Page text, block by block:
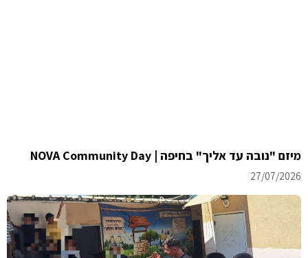
מיזם "נובה עד אליך" בחיפה | NOVA Community Day
27/07/2026